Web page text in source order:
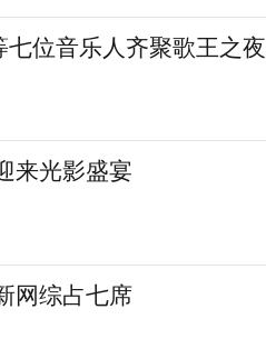
位音乐人齐聚歌王之夜
来光影盛宴
网综占七席